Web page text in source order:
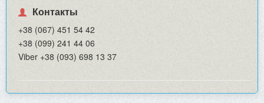
Контакты
+38 (067) 451 54 42
+38 (099) 241 44 06
Viber +38 (093) 698 13 37